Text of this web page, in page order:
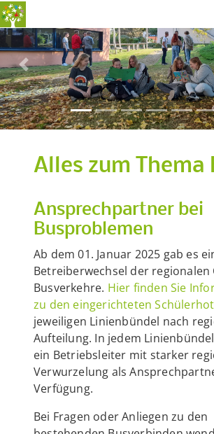
Previous
Alles zum Thema
Ansprechpartner bei
Busproblemen
Ab dem 01. Januar 2025 gab es
Betreiberwechsel der
Busverkehre. Hier finden Sie
zu den eingerichteten
jeweiligen Linienbündel nach
Aufteilung. In jedem
ein Betriebsleiter mit starker
Verwurzelung als
Verfügung.
Bei Fragen oder Anliegen zu den